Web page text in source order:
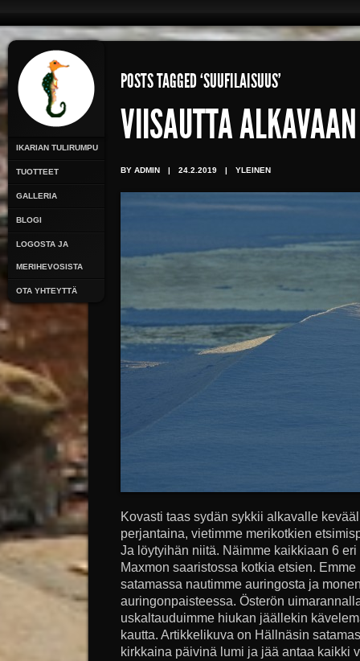
IKARIAN TULIRUMPU
TUOTTEET
GALLERIA
BLOGI
LOGOSTA JA
MERIHEVOSISTA
OTA YHTEYTTÄ
POSTS TAGGED ‘SUUFILAISUUS’
VIISAUTTA
BY ADMIN | 24.2.2019 | YLEINEN
Kovasti taas sydän sykkii alkavalle
perjantaina, vietimme merikotkien
Ja löytyihän niitä. Näimme kaikkiaan 6
Maxmon saaristossa kotkia etsien.
satamassa nautimme auringosta ja
auringonpaisteessa. Österön
uskaltauduimme hiukan jäällekin
kautta. Artikkelikuva on Hällnäsin
kirkkaina päivinä lumi ja jää antaa kaikki